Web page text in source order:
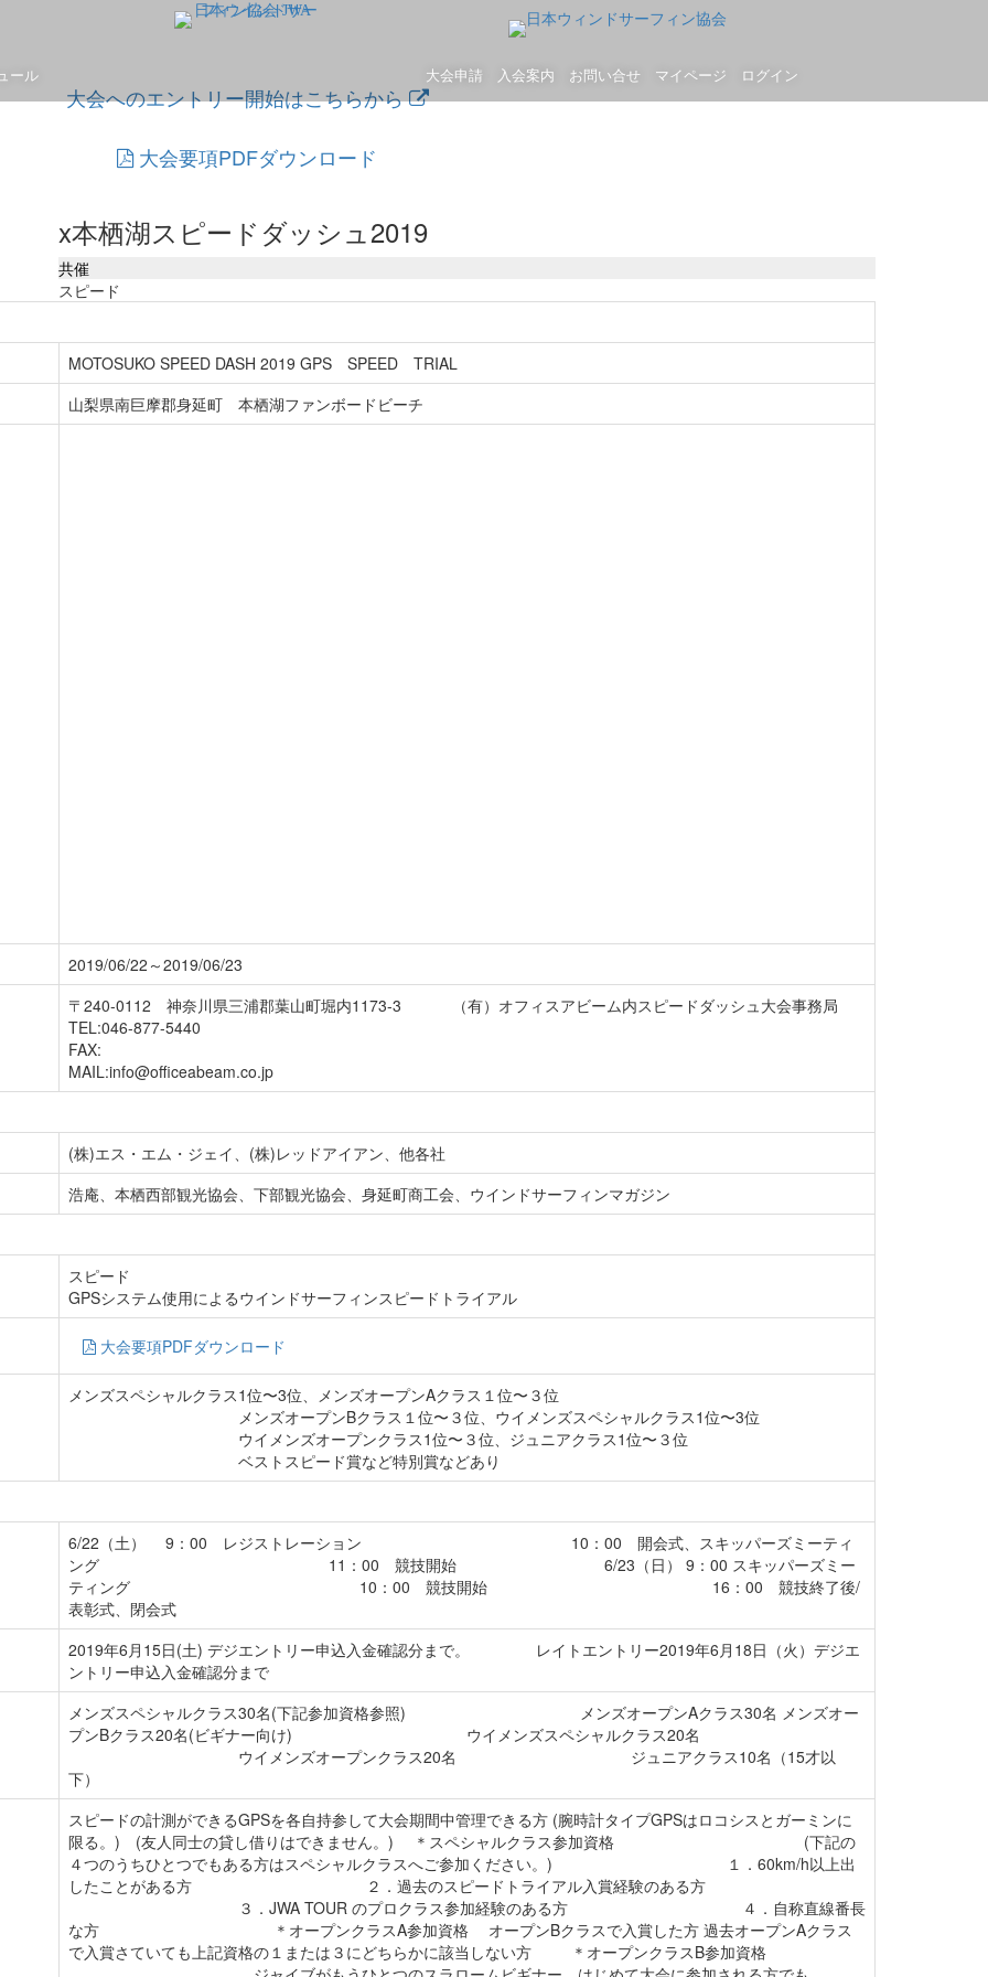
ール 大会申請 入会案内 お問い合せ マイページ ログイン
大会へのエントリー開始はこちらから
大会要項PDFダウンロード
x本栖湖スピードダッシュ2019
共催
スピード
MOTOSUKO SPEED DASH 2019 GPS SPEED TRIAL
山梨県南巨摩郡身延町 本栖湖ファンボードビーチ
2019/06/22～2019/06/23
〒240-0112 神奈川県三浦郡葉山町堀内1173-3 （有）オフィスアビーム内スピードダッシュ大会事務局
TEL:046-877-5440
FAX:
MAIL:info@officeabeam.co.jp
(株)エス・エム・ジェイ、(株)レッドアイアン、他各社
浩庵、本栖西部観光協会、下部観光協会、身延町商工会、ウインドサーフィンマガジン
スピード
GPSシステム使用によるウインドサーフィンスピードトライアル
大会要項PDFダウンロード
メンズスペシャルクラス1位〜3位、メンズオープンAクラス１位〜３位
メンズオープンBクラス１位〜３位、ウイメンズスペシャルクラス1位〜3位
ウイメンズオープンクラス1位〜３位、ジュニアクラス1位〜３位
ベストスピード賞など特別賞などあり
6/22（土） 9：00 レジストレーション 10：00 開会式、スキッパーズミーティ
ング 11：00 競技開始 6/23（日） 9：00 スキッパーズミー
ティング 10：00 競技開始 16：00 競技終了後/
表彰式、閉会式
2019年6月15日(土) デジエントリー申込入金確認分まで。 レイトエントリー2019年6月18日（火）デジエ
ントリー申込入金確認分まで
メンズスペシャルクラス30名(下記参加資格参照) メンズオープンAクラス30名 メンズオー
プンBクラス20名(ビギナー向け) ウイメンズスペシャルクラス20名
ウイメンズオープンクラス20名 ジュニアクラス10名（15才以
下）
スピードの計測ができるGPSを各自持参して大会期間中管理できる方 (腕時計タイプGPSはロコシスとガーミンに
限る。) (友人同士の貸し借りはできません。) ＊スペシャルクラス参加資格 (下記の
４つのうちひとつでもある方はスペシャルクラスへご参加ください。) １．60km/h以上出
したことがある方 ２．過去のスピードトライアル入賞経験のある方
３．JWA TOUR のプロクラス参加経験のある方 ４．自称直線番長
な方 ＊オープンクラスA参加資格 オープンBクラスで入賞した方 過去オープンAクラス
で入賞さていても上記資格の１または３にどちらかに該当しない方 ＊オープンクラスB参加資格